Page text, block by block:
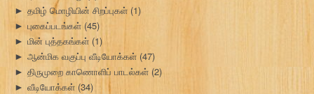
► தமிழ் மொழியின் சிறப்புகள் (1)
► புகைப்படங்கள் (45)
► மின் புத்தகங்கள் (1)
► ஆன்மிக வகுப்பு வீடியோக்கள் (47)
► திருமுறை காணொளிப் பாடல்கள் (2)
► வீடியோக்கள் (34)